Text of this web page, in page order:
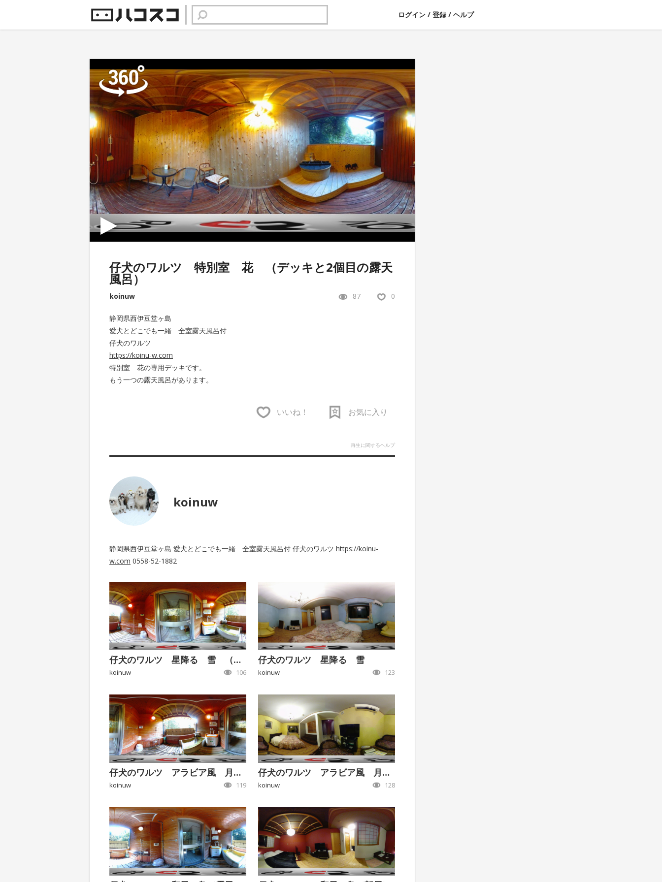
ログイン / 登録 / ヘルプ
仔犬のワルツ 特別室 花 （デッキと2個目の露天
風呂）
koinuw 87 0
静岡県西伊豆堂ヶ島
愛犬とどこでも一緒 全室露天風呂付
仔犬のワルツ
https://koinu-w.com
特別室 花の専用デッキです。
もう一つの露天風呂があります。
いいね！ お気に入り
再生に関するヘルプ
koinuw
静岡県西伊豆堂ヶ島 愛犬とどこでも一緒 全室露天風呂付 仔犬のワルツ https://koinu-
w.com 0558-52-1882
仔犬のワルツ 星降る 雪 （露天風呂）
koinuw 106
仔犬のワルツ 星降る 雪
koinuw 123
仔犬のワルツ アラビア風 月 （露天風呂）
koinuw 119
仔犬のワルツ アラビア風 月 （部屋）
koinuw 128